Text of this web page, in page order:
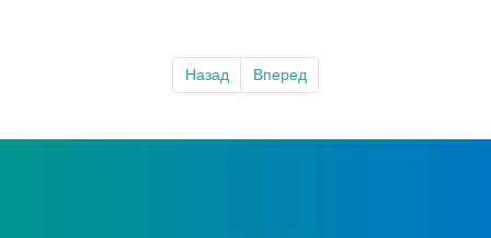
Назад Вперед